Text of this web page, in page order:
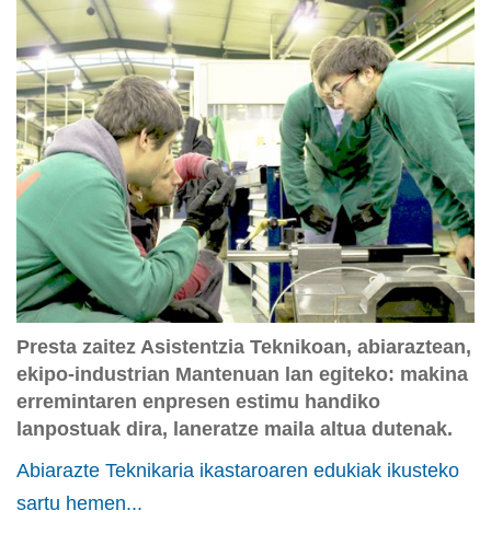
Presta zaitez Asistentzia Teknikoan, abiaraztean,
ekipo-industrian Mantenuan lan egiteko: makina
erremintaren enpresen estimu handiko
lanpostuak dira, laneratze maila altua dutenak.
Abiarazte Teknikaria ikastaroaren edukiak ikusteko
sartu hemen...